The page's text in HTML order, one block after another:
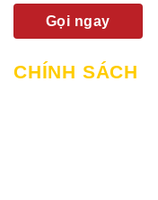
Gọi ngay
CHÍNH SÁCH